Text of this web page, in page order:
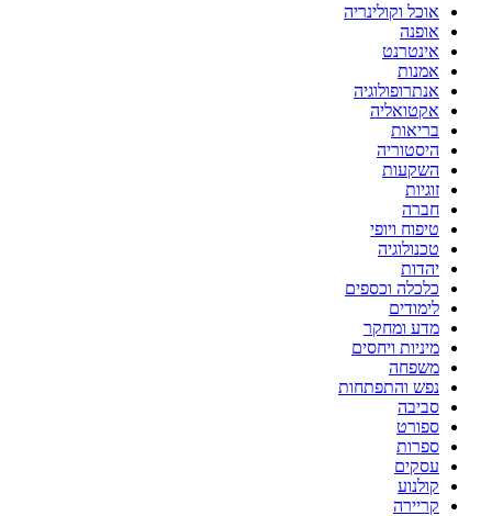
אוכל וקולינריה
אופנה
אינטרנט
אמנות
אנתרופולוגיה
אקטואליה
בריאות
היסטוריה
השקעות
זוגיות
חברה
טיפוח ויופי
טכנולוגיה
יהדות
כלכלה וכספים
לימודים
מדע ומחקר
מיניות ויחסים
משפחה
נפש והתפתחות
סביבה
ספורט
ספרות
עסקים
קולנוע
קריירה